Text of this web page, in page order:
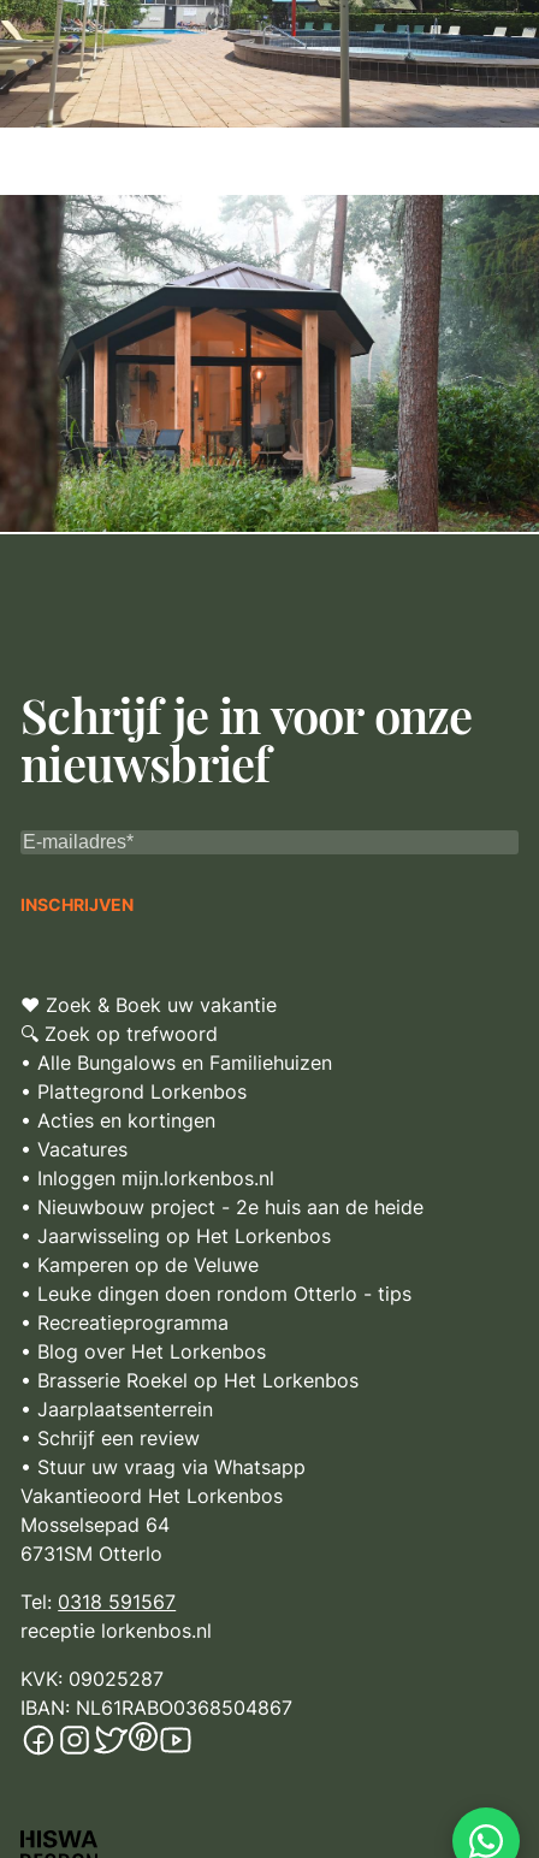
Schrijf je in voor onze
nieuwsbrief
♥ Zoek & Boek uw vakantie
🔍 Zoek op trefwoord
• Alle Bungalows en Familiehuizen
• Plattegrond Lorkenbos
• Acties en kortingen
• Vacatures
• Inloggen mijn.lorkenbos.nl
• Nieuwbouw project - 2e huis aan de heide
• Jaarwisseling op Het Lorkenbos
• Kamperen op de Veluwe
• Leuke dingen doen rondom Otterlo - tips
• Recreatieprogramma
• Blog over Het Lorkenbos
• Brasserie Roekel op Het Lorkenbos
• Jaarplaatsenterrein
• Schrijf een review
• Stuur uw vraag via Whatsapp
Vakantieoord Het Lorkenbos
Mosselsepad 64
6731SM Otterlo
Tel: 0318 591567
receptie lorkenbos.nl
KVK: 09025287
IBAN: NL61RABO0368504867